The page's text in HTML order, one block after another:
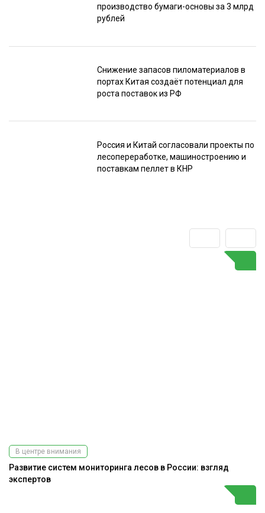
производство бумаги-основы за 3 млрд
рублей
Снижение запасов пиломатериалов в
портах Китая создаёт потенциал для
роста поставок из РФ
Россия и Китай согласовали проекты по
лесопереработке, машиностроению и
поставкам пеллет в КНР
В центре внимания
Развитие систем мониторинга лесов в России: взгляд
экспертов